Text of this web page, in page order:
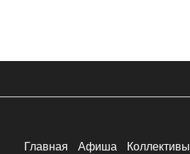
Главная Афиша Коллективы